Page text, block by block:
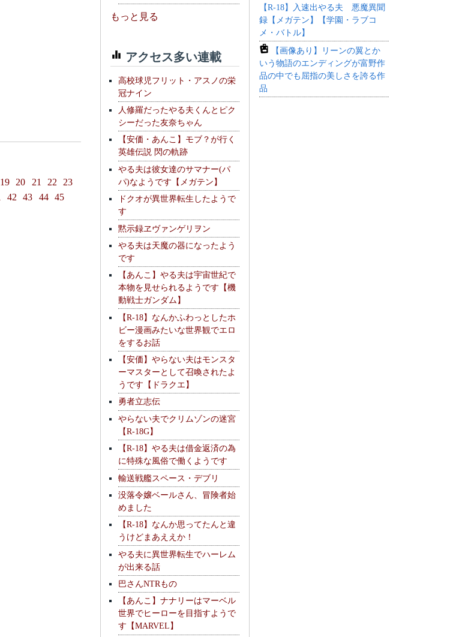
19 20 21 22
23
42 43 44
45
もっと見る
アクセス多い連載
高校球児フリット・アスノの栄
冠ナイン
人修羅だったやる夫くんとピク
シーだった友奈ちゃん
【安価・あんこ】モブ？が行く
英雄伝説 閃の軌跡
やる夫は彼女達のサマナー(パ
パ)なようです【メガテン】
ドクオが異世界転生したようで
す
黙示録ヱヴァンゲリヲン
やる夫は天魔の器になったよう
です
【あんこ】やる夫は宇宙世紀で
本物を見せられるようです【機
動戦士ガンダム】
【R-18】なんかふわっとしたホ
ビー漫画みたいな世界観でエロ
をするお話
【安価】やらない夫はモンスタ
ーマスターとして召喚されたよ
うです【ドラクエ】
勇者立志伝
やらない夫でクリムゾンの迷宮
【R-18G】
【R-18】やる夫は借金返済の為
に特殊な風俗で働くようです
輸送戦艦スペース・デブリ
没落令嬢ベールさん、冒険者始
めました
【R-18】なんか思ってたんと違
うけどまあええか！
やる夫に異世界転生でハーレム
が出来る話
巴さんNTRもの
【あんこ】ナナリーはマーベル
世界でヒーローを目指すようで
す【MARVEL】
【R-18】入速出やる夫 悪魔異聞
録【メガテン】【学園・ラブコ
メ・バトル】
【画像あり】リーンの翼とか
いう物語のエンディングが富野作
品の中でも屈指の美しさを誇る作
品